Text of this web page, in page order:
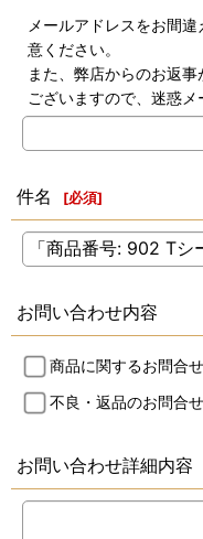
メールアドレスをお間
意ください。
また、弊店からのお返
ございますので、迷惑メ
件名 [必須]
お問い合わせ内容
商品に関するお問合せ
不良・返品のお問合せ
お問い合わせ詳細内容